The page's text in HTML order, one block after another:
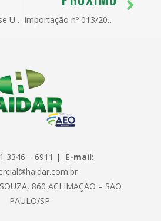
Brasil registra quase US$ 10 bi de corrente de comércio na 3° semana de fevereiro Importação nº 013/2026 – Alteração de tratamento administrativo – Mapa – NCM 21069090
3346 – 6911 | E-mail:
860 ACLIMAÇÃO – SÃO
PAULO/SP